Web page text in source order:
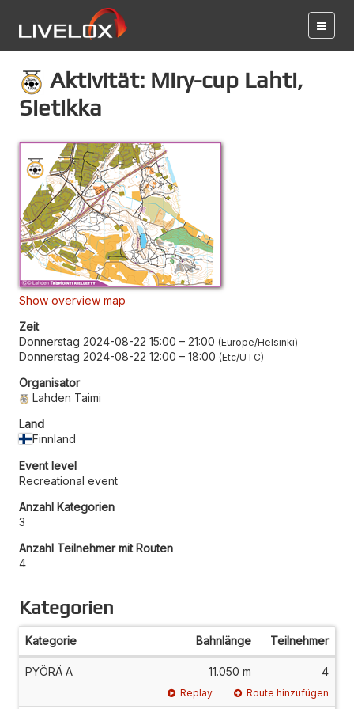
Aktivität: Miry-cup Lahti,
Sietikka
Show overview map
Zeit
Donnerstag 2024-08-22 15:00 – 21:00 Europe/Helsinki
Donnerstag 2024-08-22 12:00 – 18:00 Etc/UTC
Organisator
Lahden Taimi
Land
Finnland
Event level
Recreational event
Anzahl Kategorien
3
Anzahl Teilnehmer mit Routen
4
Kategorien
Kategorie Bahnlänge Teilnehmer
PYÖRÄ A 11.050 m 4
Replay Route hinzufügen